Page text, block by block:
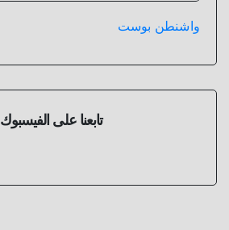
واشنطن بوست
تابعنا على الفيسبوك